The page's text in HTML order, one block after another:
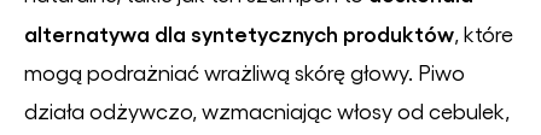
alternatywa dla syntetycznych produktów , które
mogą podrażniać wrażliwą skórę głowy. Piwo
działa odżywczo, wzmacniając włosy od cebulek,